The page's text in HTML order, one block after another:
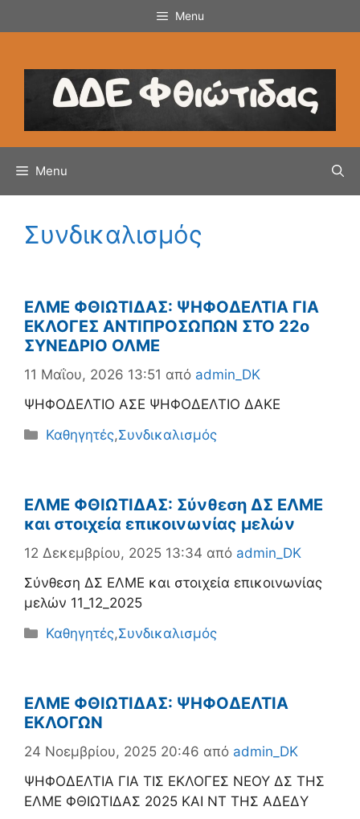
σε
Menu
Menu
Συνδικαλισμός
ΕΛΜΕ ΦΘΙΩΤΙΔΑΣ: ΨΗΦΟΔΕΛΤΙΑ ΓΙΑ
ΕΚΛΟΓΕΣ ΑΝΤΙΠΡΟΣΩΠΩΝ ΣΤΟ 22ο
ΣΥΝΕΔΡΙΟ ΟΛΜΕ
11 Μαΐου, 2026 13:51 από admin_DK
ΨΗΦΟΔΕΛΤΙΟ ΑΣΕ ΨΗΦΟΔΕΛΤΙΟ ΔΑΚΕ
Κατηγορίες
Καθηγητές,Συνδικαλισμός
ΕΛΜΕ ΦΘΙΩΤΙΔΑΣ: Σύνθεση ΔΣ ΕΛΜΕ
και στοιχεία επικοινωνίας μελών
12 Δεκεμβρίου, 2025 13:34 από admin_DK
Σύνθεση ΔΣ ΕΛΜΕ και στοιχεία επικοινωνίας
μελών 11_12_2025
Κατηγορίες
Καθηγητές,Συνδικαλισμός
ΕΛΜΕ ΦΘΙΩΤΙΔΑΣ: ΨΗΦΟΔΕΛΤΙΑ
ΕΚΛΟΓΩΝ
24 Νοεμβρίου, 2025 20:46 από admin_DK
ΨΗΦΟΔΕΛΤΙΑ ΓΙΑ ΤΙΣ ΕΚΛΟΓΕΣ ΝΕΟΥ ΔΣ ΤΗΣ
ΕΛΜΕ ΦΘΙΩΤΙΔΑΣ 2025 ΚΑΙ ΝΤ ΤΗΣ ΑΔΕΔΥ